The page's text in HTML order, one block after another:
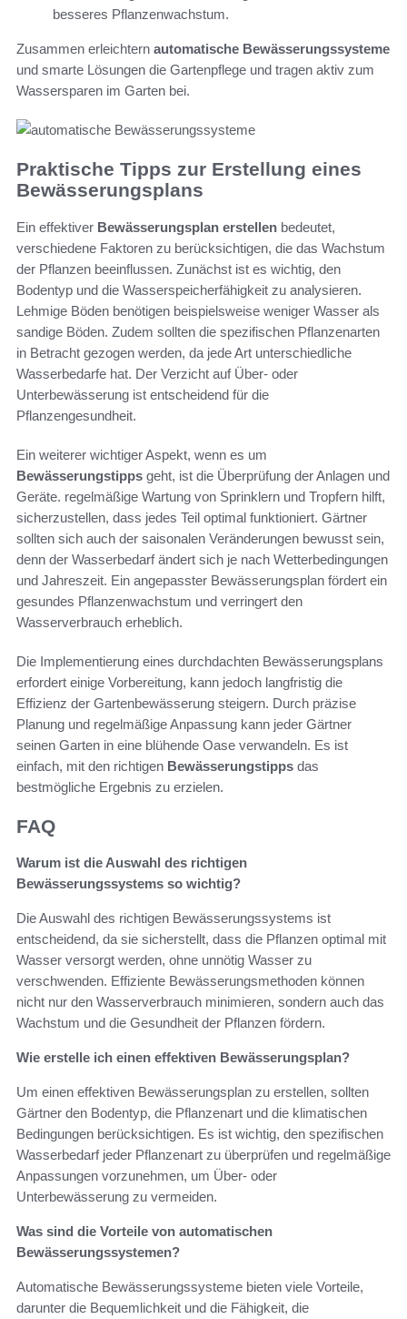
besseres Pflanzenwachstum.
Zusammen erleichtern automatische Bewässerungssysteme
und smarte Lösungen die Gartenpflege und tragen aktiv zum
Wassersparen im Garten bei.
Praktische Tipps zur Erstellung eines
Bewässerungsplans
Ein effektiver Bewässerungsplan erstellen bedeutet,
verschiedene Faktoren zu berücksichtigen, die das Wachstum
der Pflanzen beeinflussen. Zunächst ist es wichtig, den
Bodentyp und die Wasserspeicherfähigkeit zu analysieren.
Lehmige Böden benötigen beispielsweise weniger Wasser als
sandige Böden. Zudem sollten die spezifischen Pflanzenarten
in Betracht gezogen werden, da jede Art unterschiedliche
Wasserbedarfe hat. Der Verzicht auf Über- oder
Unterbewässerung ist entscheidend für die
Pflanzengesundheit.
Ein weiterer wichtiger Aspekt, wenn es um
Bewässerungstipps geht, ist die Überprüfung der Anlagen und
Geräte. regelmäßige Wartung von Sprinklern und Tropfern hilft,
sicherzustellen, dass jedes Teil optimal funktioniert. Gärtner
sollten sich auch der saisonalen Veränderungen bewusst sein,
denn der Wasserbedarf ändert sich je nach Wetterbedingungen
und Jahreszeit. Ein angepasster Bewässerungsplan fördert ein
gesundes Pflanzenwachstum und verringert den
Wasserverbrauch erheblich.
Die Implementierung eines durchdachten Bewässerungsplans
erfordert einige Vorbereitung, kann jedoch langfristig die
Effizienz der Gartenbewässerung steigern. Durch präzise
Planung und regelmäßige Anpassung kann jeder Gärtner
seinen Garten in eine blühende Oase verwandeln. Es ist
einfach, mit den richtigen Bewässerungstipps das
bestmögliche Ergebnis zu erzielen.
FAQ
Warum ist die Auswahl des richtigen
Bewässerungssystems so wichtig?
Die Auswahl des richtigen Bewässerungssystems ist
entscheidend, da sie sicherstellt, dass die Pflanzen optimal mit
Wasser versorgt werden, ohne unnötig Wasser zu
verschwenden. Effiziente Bewässerungsmethoden können
nicht nur den Wasserverbrauch minimieren, sondern auch das
Wachstum und die Gesundheit der Pflanzen fördern.
Wie erstelle ich einen effektiven Bewässerungsplan?
Um einen effektiven Bewässerungsplan zu erstellen, sollten
Gärtner den Bodentyp, die Pflanzenart und die klimatischen
Bedingungen berücksichtigen. Es ist wichtig, den spezifischen
Wasserbedarf jeder Pflanzenart zu überprüfen und regelmäßige
Anpassungen vorzunehmen, um Über- oder
Unterbewässerung zu vermeiden.
Was sind die Vorteile von automatischen
Bewässerungssystemen?
Automatische Bewässerungssysteme bieten viele Vorteile,
darunter die Bequemlichkeit und die Fähigkeit, die